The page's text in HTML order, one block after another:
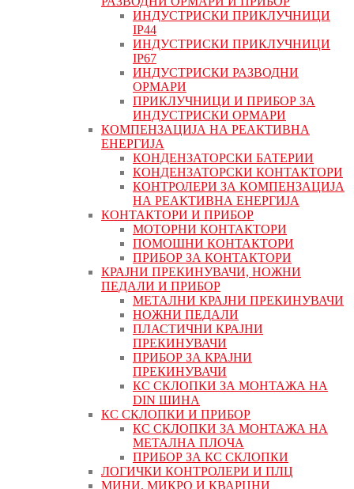
ИНДУСТРИСКИ ПРИКЛУЧНИЦИ
IP44
ИНДУСТРИСКИ ПРИКЛУЧНИЦИ
IP67
ИНДУСТРИСКИ РАЗВОДНИ
ОРМАРИ
ПРИКЛУЧНИЦИ И ПРИБОР ЗА
ИНДУСТРИСКИ ОРМАРИ
КОМПЕНЗАЦИЈА НА РЕАКТИВНА
ЕНЕРГИЈА
КОНДЕНЗАТОРСКИ БАТЕРИИ
КОНДЕНЗАТОРСКИ КОНТАКТОРИ
КОНТРОЛЕРИ ЗА КОМПЕНЗАЦИЈА
НА РЕАКТИВНА ЕНЕРГИЈА
КОНТАКТОРИ И ПРИБОР
МОТОРНИ КОНТАКТОРИ
ПОМОШНИ КОНТАКТОРИ
ПРИБОР ЗА КОНТАКТОРИ
КРАЈНИ ПРЕКИНУВАЧИ, НОЖНИ
ПЕДАЛИ И ПРИБОР
МЕТАЛНИ КРАЈНИ ПРЕКИНУВАЧИ
НОЖНИ ПЕДАЛИ
ПЛАСТИЧНИ КРАЈНИ
ПРЕКИНУВАЧИ
ПРИБОР ЗА КРАЈНИ
ПРЕКИНУВАЧИ
КС СКЛОПКИ ЗА МОНТАЖА НА
DIN ШИНА
КС СКЛОПКИ И ПРИБОР
КС СКЛОПКИ ЗА МОНТАЖА НА
МЕТАЛНА ПЛОЧА
ПРИБОР ЗА КС СКЛОПКИ
ЛОГИЧКИ КОНТРОЛЕРИ И ПЛЦ
МИНИ, МИКРО И КВАРЦНИ